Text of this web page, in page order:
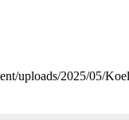
uploads/2025/05/